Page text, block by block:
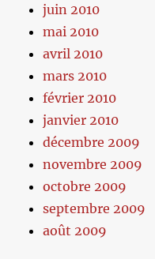
juin 2010
mai 2010
avril 2010
mars 2010
février 2010
janvier 2010
décembre 2009
novembre 2009
octobre 2009
septembre 2009
août 2009